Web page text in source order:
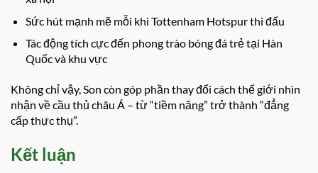
Sức hút mạnh mẽ mỗi khi Tottenham Hotspur thi đấu
Tác động tích cực đến phong trào bóng đá trẻ tại Hàn
Quốc và khu vực
Không chỉ vậy, Son còn góp phần thay đổi cách thế giới nhìn
nhận về cầu thủ châu Á – từ “tiềm năng” trở thành “đẳng
cấp thực thụ”.
Kết luận